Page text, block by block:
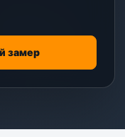
замер